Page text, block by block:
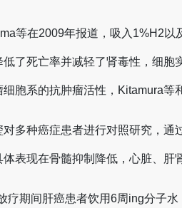
等在2009年报道，吸入1%H2
了死亡率并减轻了肾毒性，细
胞系的抗肿瘤活性，Kitamura等
对多种癌症患者进行对照研究，
表现在骨髓抑制降低，心脏、肝
疗期间肝癌患者饮用6周ing分子